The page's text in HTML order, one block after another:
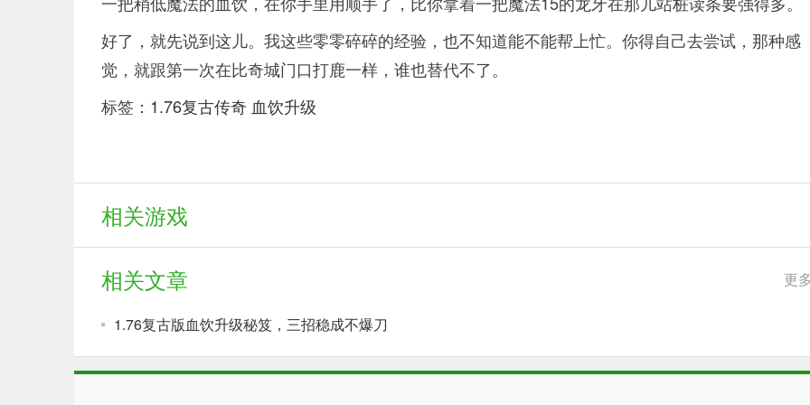
好了，就先说到这儿。我这些零零碎碎的经验，也不知道能不能帮上忙。你得自己去尝试，那种感
觉，就跟第一次在比奇城门口打鹿一样，谁也替代不了。
标签： 1.76复古传奇 血饮升级
相关游戏
相关文章 更
1.76复古版血饮升级秘笈，三招稳成不爆刀